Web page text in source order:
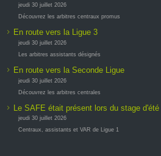
jeudi 30 juillet 2026
Découvrez les arbitres centraux promus
En route vers la Ligue 3
jeudi 30 juillet 2026
Les arbitres assistants désignés
En route vers la Seconde Ligue
jeudi 30 juillet 2026
Découvrez les arbitres centrales
Le SAFE était présent lors du stage d'été
jeudi 30 juillet 2026
Centraux, assistants et VAR de Ligue 1